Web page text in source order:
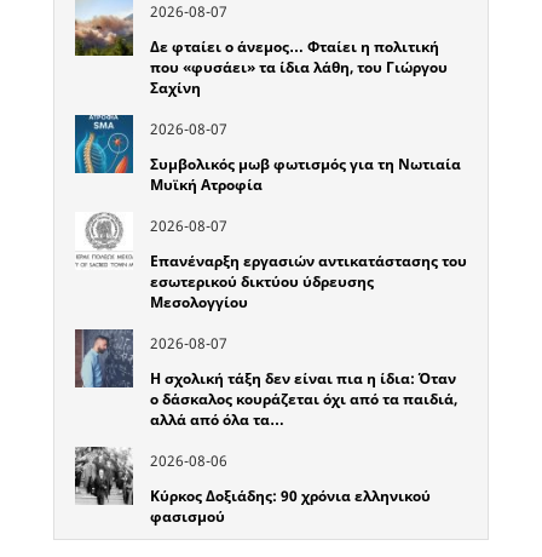
2026-08-07
Δε φταίει ο άνεμος… Φταίει η πολιτική
που «φυσάει» τα ίδια λάθη, του Γιώργου
Σαχίνη
2026-08-07
Συμβολικός μωβ φωτισμός για τη Νωτιαία
Μυϊκή Ατροφία
2026-08-07
Επανέναρξη εργασιών αντικατάστασης του
εσωτερικού δικτύου ύδρευσης
Μεσολογγίου
2026-08-07
Η σχολική τάξη δεν είναι πια η ίδια: Όταν
ο δάσκαλος κουράζεται όχι από τα παιδιά,
αλλά από όλα τα…
2026-08-06
Κύρκος Δοξιάδης: 90 χρόνια ελληνικού
φασισμού